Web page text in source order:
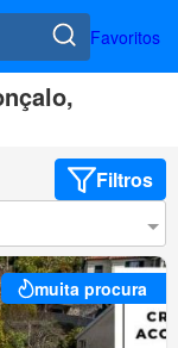
Favoritos
Filtros
muita procura